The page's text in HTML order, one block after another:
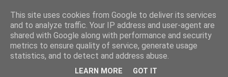
This site uses cookies from Google to deliver its services
and to analyze traffic. Your IP address and user-agent are
shared with Google along with performance and security
metrics to ensure quality of service, generate usage
statistics, and to detect and address abuse.
LEARN MORE GOT IT